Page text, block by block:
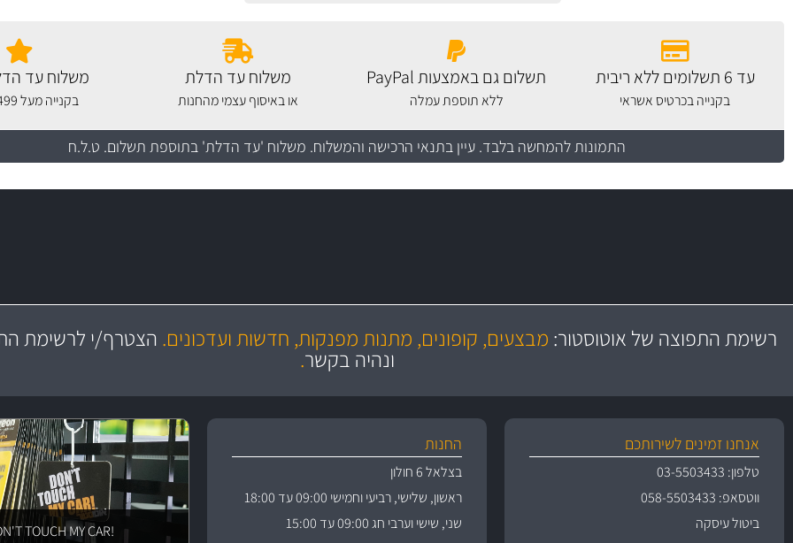
עד 6 תשלומים ללא ריבית
בקנייה בכרטיס אשראי
תשלום גם באמצעות PayPal
ללא תוספת עמלה
משלוח עד הדלת
או באיסוף עצמי מהחנות
משלוח עד
בקנייה מעל 499 שקלים
התמונות להמחשה בלבד. עיין בתנאי הרכישה והמשלוח. משלוח 'עד הדלת' בתוספת תשלום. ט.ל.ח
משלוח מהיר
באמצעות צ'יטה
משלוחים
במחיר
יותר מ- 500 מסנני שמן, אוויר, דלק וקבינה
מחלקת המסננים שלנו עשירה וכוללת מסננים מקוריים ומסננים של MANN ו- MAHLE
גרמניה
יותר מ- 400 מוצרי טיפוח לרכב
בקרו במחלקת מוצרי
מקצועיות
ושירות מצויין רשימת התפוצה של אוטוסטור: מבצעים, קופונים, מתנות מפנקות, חדשות ועדכונים. הצטרף/י לרשימת
ונהיה בקשר.
אנחנו זמינים לשירותכם
טלפון: 03-5503433
ווטסאפ: 058-5503433
ביטול עיסקה
החנות
בצלאל 6 חולון
ראשון, שלישי, רביעי וחמישי 09:00 עד 18:00
שני, שישי וערבי חג 09:00 עד 15:00
!DON'T TOUCH MY CAR